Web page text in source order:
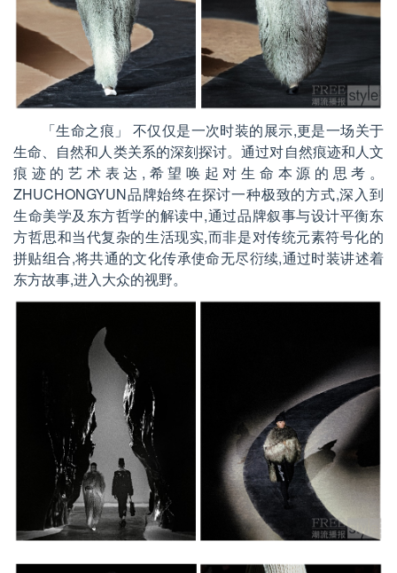
「生命之痕」
不仅仅是一次时装的展示,更是一场关于
生命、自然和人类关系的深刻探讨。通过对自然痕迹和人文
痕迹的艺术表达,希望唤起对生命本源的思考。
ZHUCHONGYUN品牌始终在探讨一种极致的方式,深入到
生命美学及东方哲学的解读中,通过品牌叙事与设计平衡东
方哲思和当代复杂的生活现实,而非是对传统元素符号化的
拼贴组合,将共通的文化传承使命无尽衍续,通过时装讲述着
东方故事,进入大众的视野。